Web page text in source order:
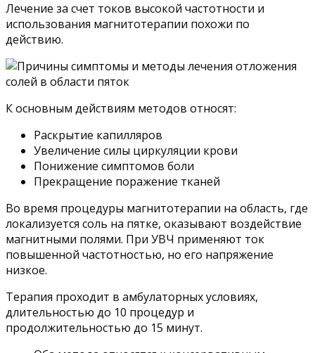
Лечение за счет токов высокой частотности и
использования магнитотерапии похожи по
действию.
К основным действиям методов относят:
Раскрытие капилляров
Увеличение силы циркуляции крови
Понижение симптомов боли
Прекращение поражение тканей
Во время процедуры магнитотерапии на область, где
локализуется соль на пятке, оказывают воздействие
магнитными полями. При УВЧ применяют ток
повышенной частотностью, но его напряжение
низкое.
Терапия проходит в амбулаторных условиях,
длительностью до 10 процедур и
продолжительностью до 15 минут.